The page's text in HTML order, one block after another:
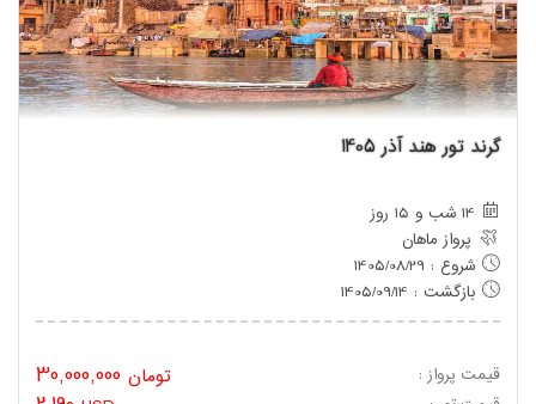
گرند تور هند آذر 1405
14 شب و 15 روز
پرواز ماهان
شروع : 1405/08/29
بازگشت : 1405/09/14
تومان قیمت پرواز :